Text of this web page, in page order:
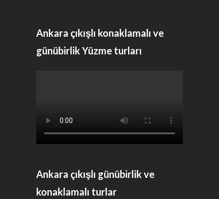
Ankara çıkışlı konaklamalı ve
günübirlik Yüzme turları
Ankara çıkışlı günübirlik ve
konaklamalı turlar